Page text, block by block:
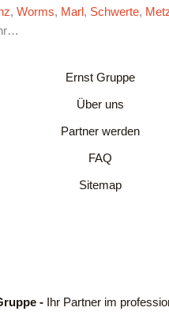
, Worms, Marl , Schwerte,
Ernst Gruppe
Über uns
Partner werden
FAQ
Sitemap
- Ihr Partner im